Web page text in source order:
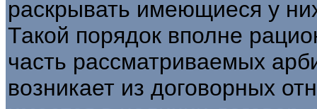
раскрывать имеющиеся у
Такой порядок вполне
часть рассматриваемых
возникает из договорных